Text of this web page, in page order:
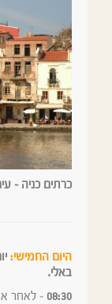
כרתים כניה –
היום החמישי:
באלי.
08:30 – לאחר